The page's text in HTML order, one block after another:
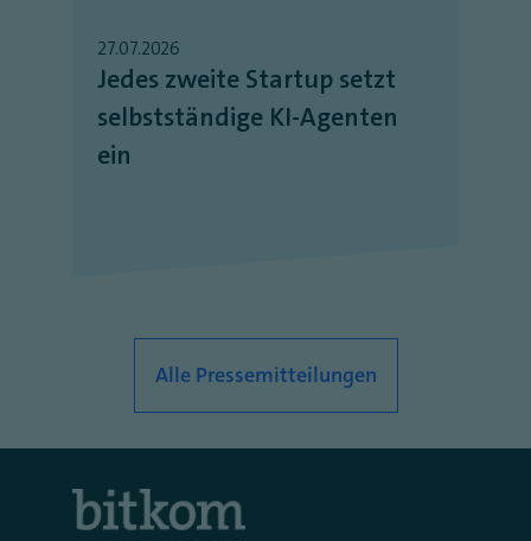
27.07.2026
Jedes zweite Startup setzt
selbstständige KI-Agenten
ein
Alle Pressemitteilungen